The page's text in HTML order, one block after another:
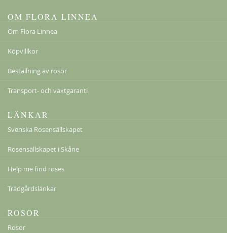
OM FLORA LINNEA
Om Flora Linnea
Köpvillkor
Beställning av rosor
Transport- och växtgaranti
LÄNKAR
Svenska Rosensällskapet
Rosensällskapet i Skåne
Help me find roses
Trädgårdslänkar
ROSOR
Rosor